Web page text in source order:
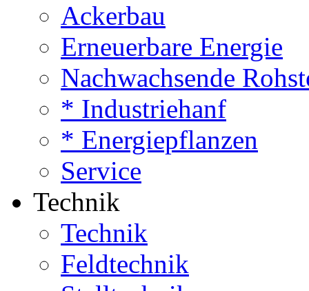
Ackerbau
Erneuerbare Energie
Nachwachsende
* Industriehanf
* Energiepflanzen
Service
Technik
Technik
Feldtechnik